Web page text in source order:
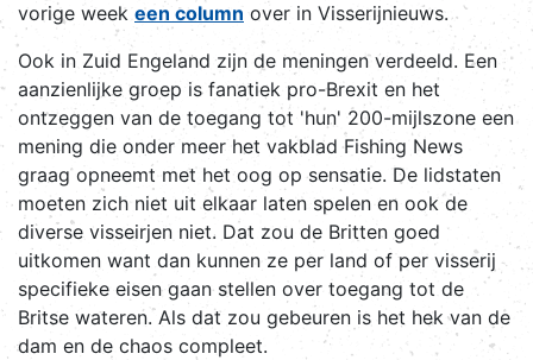
vorige week een column over in Visserijnieuws.
Ook in Zuid Engeland zijn de meningen verdeeld. Een
aanzienlijke groep is fanatiek pro-Brexit en het
ontzeggen van de toegang tot 'hun' 200-mijlszone een
mening die onder meer het vakblad Fishing News
graag opneemt met het oog op sensatie. De lidstaten
moeten zich niet uit elkaar laten spelen en ook de
diverse visseirjen niet. Dat zou de Britten goed
uitkomen want dan kunnen ze per land of per visserij
specifieke eisen gaan stellen over toegang tot de
Britse wateren. Als dat zou gebeuren is het hek van de
dam en de chaos compleet.